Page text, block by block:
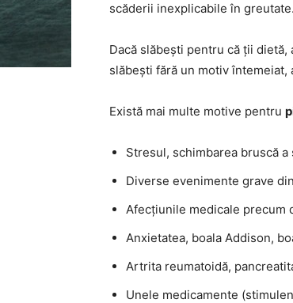
scăderii inexplicabile în greutate.
Dacă slăbești pentru că ții
slăbești fără un motiv
Există mai multe motive pentru
Stresul, schimbarea bruscă
Diverse evenimente grave
Afecțiunile medicale precum
Anxietatea, boala Addison,
Artrita reumatoidă,
Unele medicamente